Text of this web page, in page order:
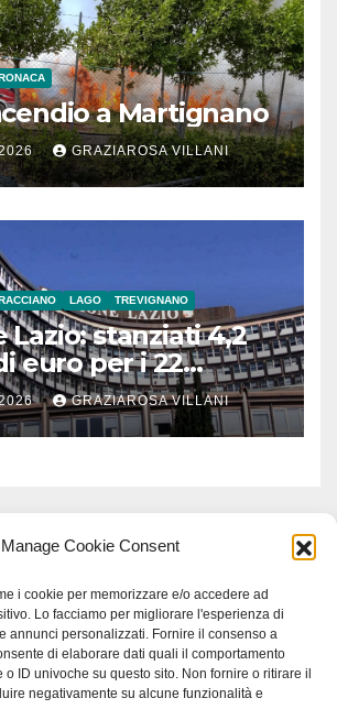
Manage Cookie Consent
i cookie per memorizzare e/o accedere ad
Lo facciamo per migliorare l'esperienza di
annunci personalizzati. Fornire il consenso a
di elaborare dati quali il comportamento
ID univoche su questo sito. Non fornire o ritirare il
negativamente su alcune funzionalità e
a Martignano
GRAZIAROSA VILLANI
LAGO TREVIGNANO
Lazio: stanziati 4,2
euro per i 22
2026 GRAZIAROSA VILLANI